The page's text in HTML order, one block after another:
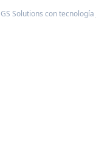
Solutions con tecnología